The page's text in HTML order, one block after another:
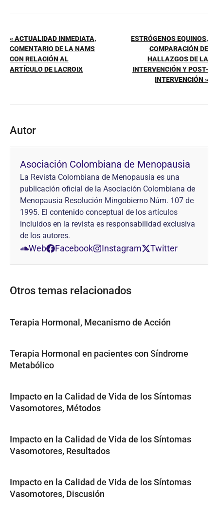
« ACTUALIDAD INMEDIATA,
COMENTARIO DE LA NAMS
CON RELACIÓN AL
ARTÍCULO DE LACROIX
ESTRÓGENOS EQUINOS,
COMPARACIÓN DE
HALLAZGOS DE LA
INTERVENCIÓN Y POST-
INTERVENCIÓN »
Autor
Asociación Colombiana de Menopausia
La Revista Colombiana de Menopausia es una
publicación oficial de la Asociación Colombiana de
Menopausia Resolución Mingobierno Núm. 107 de
1995. El contenido conceptual de los artículos
incluidos en la revista es responsabilidad exclusiva
de los autores.
Web Facebook Instagram Twitter
Otros temas relacionados
Terapia Hormonal, Mecanismo de Acción
Terapia Hormonal en pacientes con Síndrome
Metabólico
Impacto en la Calidad de Vida de los Síntomas
Vasomotores, Métodos
Impacto en la Calidad de Vida de los Síntomas
Vasomotores, Resultados
Impacto en la Calidad de Vida de los Síntomas
Vasomotores, Discusión